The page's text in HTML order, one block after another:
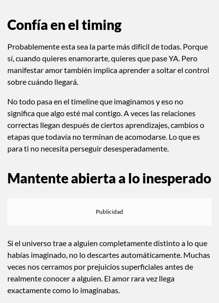
Confía en el timing
Probablemente esta sea la parte más difícil de todas. Porque
sí, cuando quieres enamorarte, quieres que pase YA. Pero
manifestar amor también implica aprender a soltar el control
sobre cuándo llegará.
No todo pasa en el timeline que imaginamos y eso no
significa que algo esté mal contigo. A veces las relaciones
correctas llegan después de ciertos aprendizajes, cambios o
etapas que todavía no terminan de acomodarse. Lo que es
para ti no necesita perseguir desesperadamente.
Mantente abierta a lo inesperado
Si el universo trae a alguien completamente distinto a lo que
habías imaginado, no lo descartes automáticamente. Muchas
veces nos cerramos por prejuicios superficiales antes de
realmente conocer a alguien. El amor rara vez llega
exactamente como lo imaginabas.